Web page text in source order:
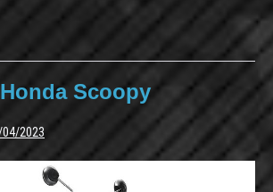
Scoopy
04/2023